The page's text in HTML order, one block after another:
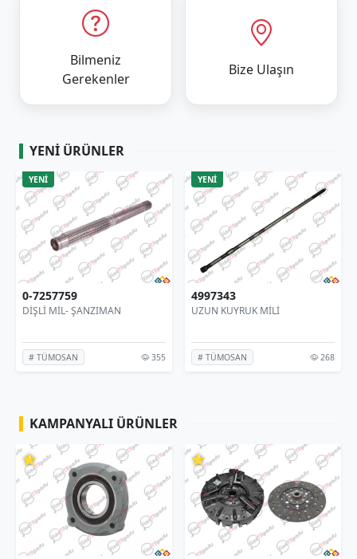
Bilmeniz
Gerekenler
Bize Ulaşın
YENI ÜRÜNLER
MİL- ŞANZIMAN
YENİ
4997343
UZUN KUYRUK MİLİ
# TÜMOSAN
YENİ
#
KAMPANYALI ÜRÜNLER